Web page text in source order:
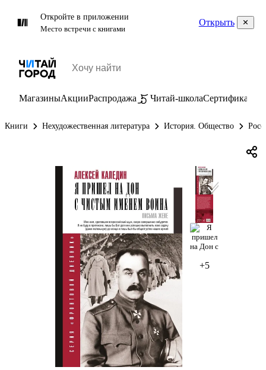
Откройте в приложении
Место встречи с книгами
Открыть
МагазиныАкцииРаспродажа Читай-школаСертификаты
Книги Нехудожественная литература История. Общество
+5